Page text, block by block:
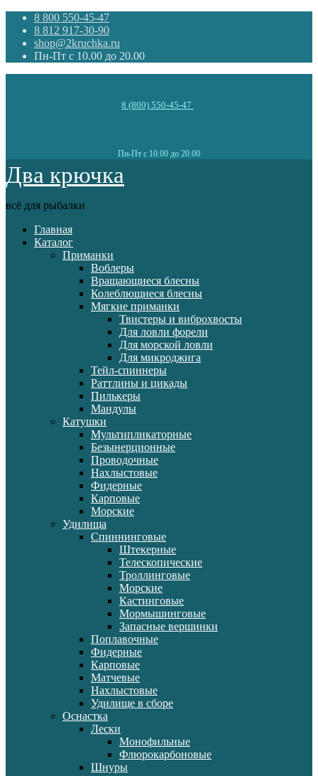
8 800 550-45-47
8 812 917-30-90
shop@2kruchka.ru
Пн-Пт с 10.00 до 20.00
8 (800) 550-45-47
Пн-Пт с 10.00 до 20.00
Два крючка
всё для рыбалки
Главная
Каталог
Приманки
Воблеры
Вращающиеся блесны
Колеблющиеся блесны
Мягкие приманки
Твистеры и виброхвосты
Для ловли форели
Для морской ловли
Для микроджига
Тейл-спиннеры
Раттлины и цикады
Пилькеры
Мандулы
Катушки
Мультипликаторные
Безынерционные
Проводочные
Нахлыстовые
Фидерные
Карповые
Морские
Удилища
Спиннинговые
Штекерные
Телескопические
Троллинговые
Морские
Кастинговые
Мормышинговые
Запасные вершинки
Поплавочные
Фидерные
Карповые
Матчевые
Нахлыстовые
Удилище в сборе
Оснастка
Лески
Монофильные
Флюрокарбоновые
Шнуры